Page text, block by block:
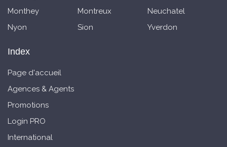
Monthey
Montreux
Neuchatel
Nyon
Sion Yverdon
Index
Page d'accueil
Agences & Agents
Promotions
Login PRO
International